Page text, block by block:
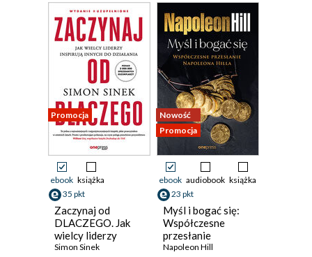
Promocja
ebook książka
35 pkt
Zaczynaj od
DLACZEGO. Jak
wielcy liderzy
inspirują innych do
Simon Sinek
Nowość
Promocja
ebook audiobook książka
23 pkt
Myśl i bogać się:
Współczesne
przesłanie
Napoleona Hilla
Napoleon Hill